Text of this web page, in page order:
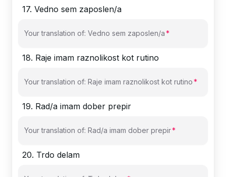
17. Vedno sem zaposlen/a
Your translation of: Vedno sem zaposlen/a
18. Raje imam raznolikost kot rutino
Your translation of: Raje imam raznolikost kot rutino
19. Rad/a imam dober prepir
Your translation of: Rad/a imam dober prepir
20. Trdo delam